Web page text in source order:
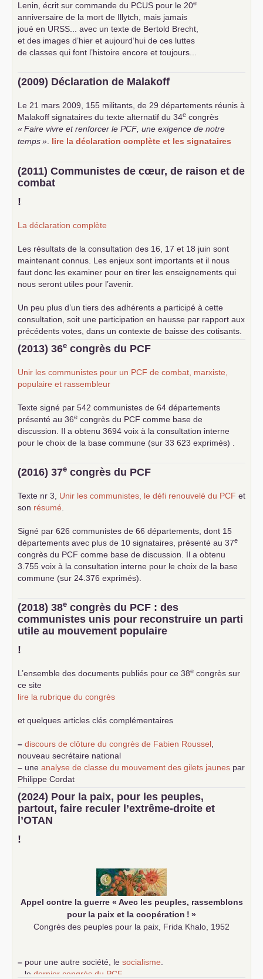
Lenin, écrit sur commande du PCUS pour le 20e
anniversaire de la mort de Illytch, mais jamais
joué en URSS ... avec un texte de Bertold Brecht,
et des images d’hier et aujourd’hui de ces luttes
de classes qui font l’histoire encore et toujours...
(2009) Déclaration de Malakoff
Le 21 mars 2009, 155 militants, de 29 départements réunis à
Malakoff signataires du texte alternatif du 34e congrès
«Faire vivre et renforcer le PCF , une exigence de notre
temps» lire la déclaration complète et les signataires
(2011) Communistes de cœur, de raison et de
combat
!
La déclaration complète
Les résultats de la consultation des 16, 17 et 18 juin sont
maintenant connus. Les enjeux sont importants et il nous
faut donc les examiner pour en tirer les enseignements qui
nous seront utiles pour l’avenir.
Un peu plus d’un tiers des adhérents a participé à cette
consultation, soit une participation en hausse par rapport aux
précédents votes, dans un contexte de baisse des cotisants.
... lire la suite
(2013) 36e congrès du PCF
Unir les communistes pour un PCF de combat, marxiste,
populaire et rassembleur
Texte signé par 542 communistes de 64 départements
présenté au 36e congrès du PCF comme base de
discussion. Il a obtenu 3694 voix à la consultation interne
pour le choix de la base commune (sur 33 623 exprimés) .
(2016) 37e congrès du PCF
Texte nr 3, Unir les communistes, le défi renouvelé du PCF et
son résumé
Signé par 626 communistes de 66 départements, dont 15
départements avec plus de 10 signataires, présenté au 37e
congrès du PCF comme base de discussion. Il a obtenu
3.755 voix à la consultation interne pour le choix de la base
commune (sur 24.376 exprimés).
(2018) 38e congrès du PCF : des
communistes unis pour reconstruire un parti
utile au mouvement populaire
!
L’ensemble des documents publiés pour ce 38e congrès sur
ce site
lire la rubrique du congrès
et quelques articles clés complémentaires
– discours de clôture du congrès de Fabien Roussel
nouveau secrétaire national
– une analyse de classe du mouvement des gilets jaunes par
Philippe Cordat
–
un texte de Jean-Claude Delaunay
le marxisme est la
science sociale de notre temps
–un appel proposé aux partis communistes et ouvrier
d’Europe
–
(2024) Pour la paix, pour les peuples,
partout, faire reculer l’extrême-droite et
l’OTAN
!
Appel contre la guerre « Avec les peuples, rassemblons
pour la paix et la coopération ! »
Congrès des peuples pour la paix, Frida Khalo, 1952
– pour une autre société, le socialisme
le dernier congrès du PCF